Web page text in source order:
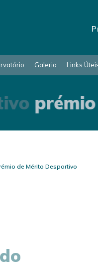
Galeria Links
prémio
de Mérito Desportivo